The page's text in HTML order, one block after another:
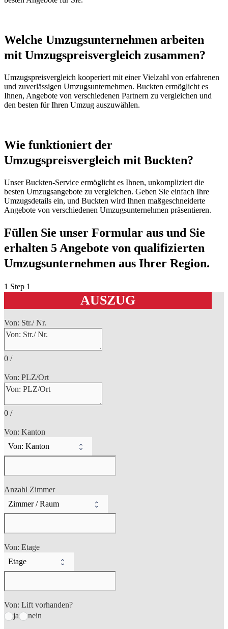
Welche Umzugsunternehmen arbeiten
mit Umzugspreisvergleich zusammen?
Umzugspreisvergleich kooperiert mit einer Vielzahl von erfahrenen
und zuverlässigen Umzugsunternehmen. Buckten ermöglicht es
Ihnen, Angebote von verschiedenen Partnern zu vergleichen und
den besten für Ihren Umzug auszuwählen.
Wie funktioniert der
Umzugspreisvergleich mit Buckten?
Unser Buckten-Service ermöglicht es Ihnen, unkompliziert die
besten Umzugsangebote zu vergleichen. Geben Sie einfach Ihre
Umzugsdetails ein, und Buckten wird Ihnen maßgeschneiderte
Angebote von verschiedenen Umzugsunternehmen präsentieren.
Füllen Sie unser Formular aus und Sie
erhalten 5 Angebote von qualifizierten
Umzugsunternehmen aus Ihrer Region.
1 Step 1
AUSZUG
Von: Str./ Nr.
0 /
Von: PLZ/Ort
0 /
Von: Kanton
Anzahl Zimmer
Von: Etage
Von: Lift vorhanden?
ja
nein